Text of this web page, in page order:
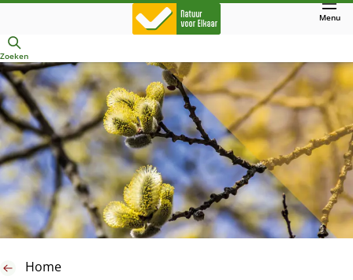
hoofdinhoud
Menu
Zoeken
Home